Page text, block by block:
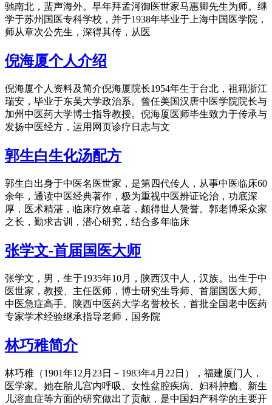
驰南北，蜚声海外。早年拜孟河御医世家马惠卿先生为师。继
学于苏州国医专科学校，并于1938年毕业于上海中国医学院，
师从章次公先生，深得其传，从医
倪海厦个人介绍
倪海厦个人资料及简介倪海厦院长1954年生于台北，祖籍浙江
瑞安，毕业于东吴大学政治系。曾任美国汉唐中医学院院长与
加州中医药大学博士指导教授。倪海厦医师毕生致力于传承与
发扬中医经方，运用网页诊疗日志与文
郭生白生化汤配方
郭生白出身于中医名医世家，是第四代传人，从事中医临床60
余年，通读中医经典著作，极为重视中医辨证论治，功底深
厚，医术精湛，临床疗效卓著，颇得世人赞誉。郭老博采众家
之长，勤求古训，潜心研究，结合多年临床
张学文-首届国医大师
张学文，男，生于1935年10月，陕西汉中人，汉族。出生于中
医世家，教授、主任医师，博士研究生导师、首届国医大师、
中医急症高手。陕西中医药大学名誉校长，首批全国老中医药
专家学术经验继承指导老师，国务院
林巧稚简介
林巧稚（1901年12月23日－1983年4月22日），福建厦门人，
医学家。她在胎儿宫内呼吸、女性盆腔疾病、妇科肿瘤、新生
儿溶血症等方面的研究做出了贡献，是中国妇产科学的主要开